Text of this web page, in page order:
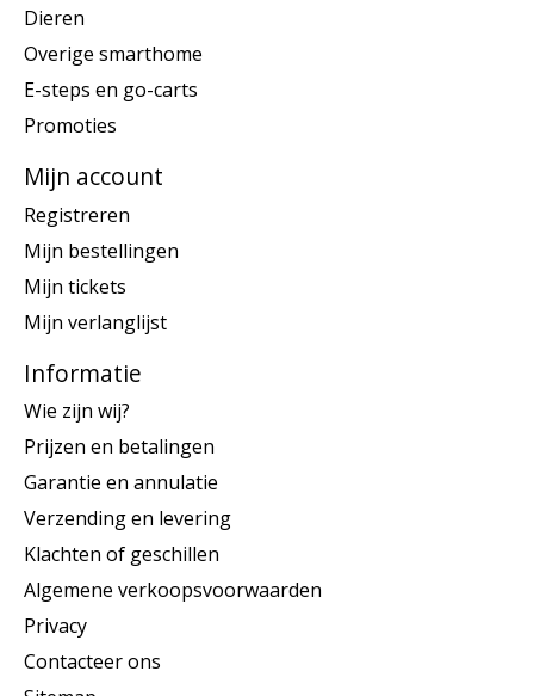
Dieren
Overige smarthome
E-steps en go-carts
Promoties
Mijn account
Registreren
Mijn bestellingen
Mijn tickets
Mijn verlanglijst
Informatie
Wie zijn wij?
Prijzen en betalingen
Garantie en annulatie
Verzending en levering
Klachten of geschillen
Algemene verkoopsvoorwaarden
Privacy
Contacteer ons